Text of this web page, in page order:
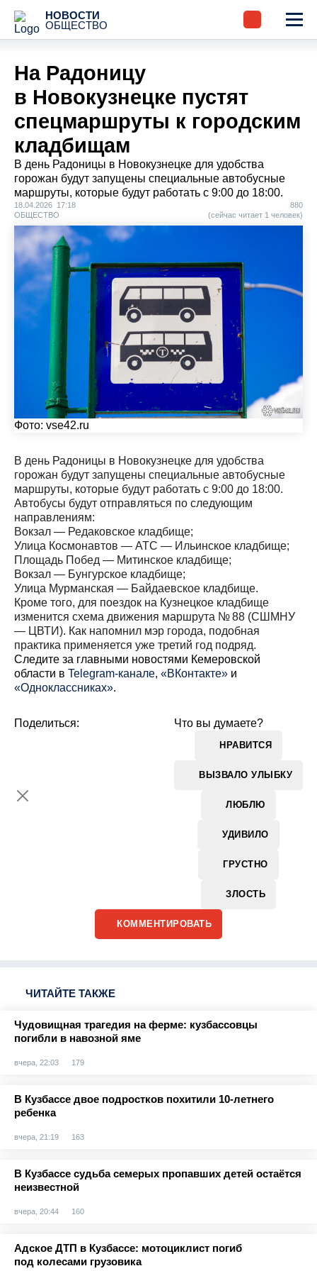
НОВОСТИ
ОБЩЕСТВО
На Радоницу
в Новокузнецке пустят
спецмаршруты к городским
кладбищам
В день Радоницы в Новокузнецке для удобства
горожан будут запущены специальные автобусные
маршруты, которые будут работать с 9:00 до 18:00.
18.04.2026 17:18
ОБЩЕСТВО
880
(сейчас читает 1 человек)
Фото: vse42.ru
В день Радоницы в Новокузнецке для удобства
горожан будут запущены специальные автобусные
маршруты, которые будут работать с 9:00 до 18:00.
Автобусы будут отправляться по следующим
направлениям:
Вокзал — Редаковское кладбище;
Улица Космонавтов — АТС — Ильинское кладбище;
Площадь Побед — Митинское кладбище;
Вокзал — Бунгурское кладбище;
Улица Мурманская — Байдаевское кладбище.
Кроме того, для поездок на Кузнецкое кладбище
изменится схема движения маршрута № 88 (СШМНУ
— ЦВТИ). Как напомнил мэр города, подобная
практика применяется уже третий год подряд.
Cледите за главными новостями Кемеровской
области в Telegram-канале, «ВКонтакте» и
«Одноклассниках».
Что вы думаете?
НРАВИТСЯ
ВЫЗВАЛО УЛЫБКУ
ЛЮБЛЮ
УДИВИЛО
ГРУСТНО
ЗЛОСТЬ
Поделиться:
КОММЕНТИРОВАТЬ
ЧИТАЙТЕ ТАКЖЕ
Чудовищная трагедия на ферме: кузбассовцы
погибли в навозной яме
вчера, 22:03 179
В Кузбассе двое подростков похитили 10-летнего
ребенка
вчера, 21:19 163
В Кузбассе судьба семерых пропавших детей остаётся
неизвестной
вчера, 20:44 160
Адское ДТП в Кузбассе: мотоциклист погиб
под колесами грузовика